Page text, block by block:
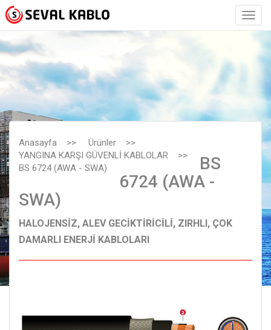
Anasayfa >> Ürünler >>
YANGINA KARŞI GÜVENLİ KABLOLAR >>
BS 6724 (AWA - SWA)
BS
6724 (AWA -
SWA)
HALOJENSİZ, ALEV GECİKTİRİCİLİ, ZIRHLI, ÇOK
DAMARLI ENERJİ KABLOLARI